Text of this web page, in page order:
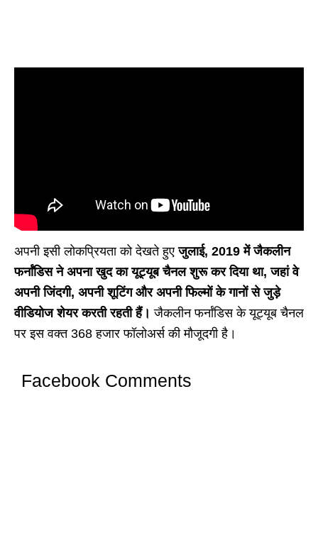
अपनी इसी लोकप्रियता को देखते हुए जुलाई, 2019 में जैकलीन
फर्नांडिस ने अपना खुद का यूट्यूब चैनल शुरू कर दिया था, जहां वे
अपनी जिंदगी, अपनी शूटिंग और अपनी फिल्मों के गानों से जुड़े
वीडियोज शेयर करती रहती हैं। जैकलीन फर्नांडिस के यूट्यूब चैनल
पर इस वक्त 368 हजार फॉलोअर्स की मौजूदगी है।
Facebook Comments